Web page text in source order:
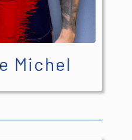
Michel